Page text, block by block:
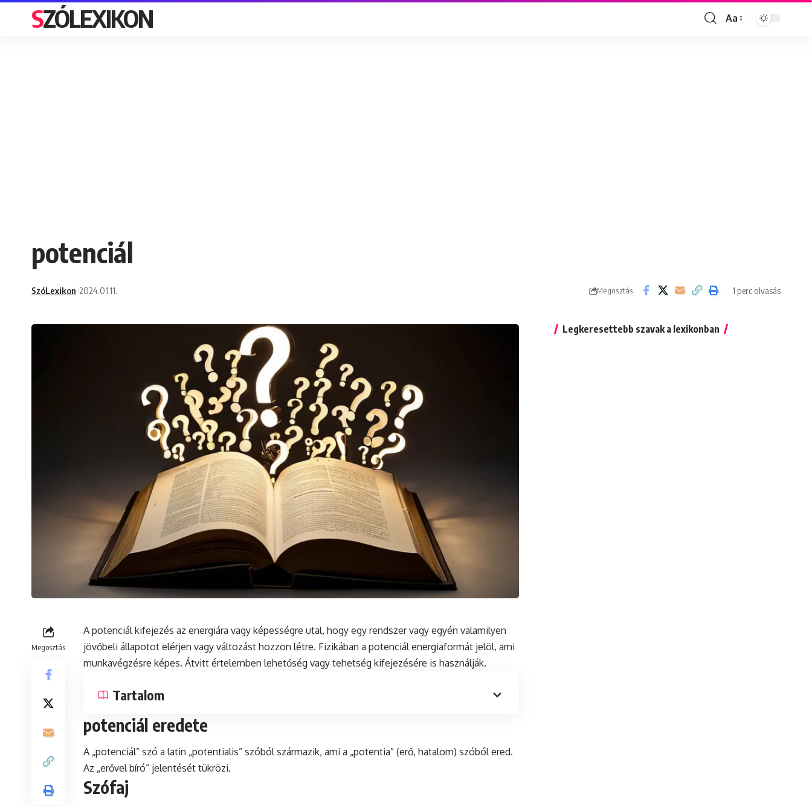
SZÓLEXIKON
Font
Aa
potenciál
SzóLexikon 2024.01.11. Megosztás 1 perc olvasás
Megosztás
A potenciál kifejezés az energiára vagy képességre utal, hogy egy rendszer vagy egyén valamilyen
jövőbeli állapotot elérjen vagy változást hozzon létre. Fizikában a potenciál energiaformát jelöl, ami
munkavégzésre képes. Átvitt értelemben lehetőség vagy tehetség kifejezésére is használják.
Tartalom
potenciál eredete
A „potenciál” szó a latin „potentialis” szóból származik, ami a „potentia” (erő, hatalom) szóból ered.
Az „erővel bíró” jelentését tükrözi.
Szófaj
Legkeresettebb szavak a lexikonban